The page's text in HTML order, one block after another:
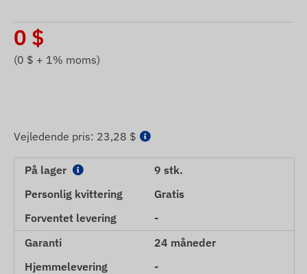
0 $
(0 $ + 1% moms)
Vejledende pris: 23,28 $
På lager
9 stk.
Personlig kvittering
Gratis
Forventet levering
-
Garanti
24 måneder
Hjemmelevering
-